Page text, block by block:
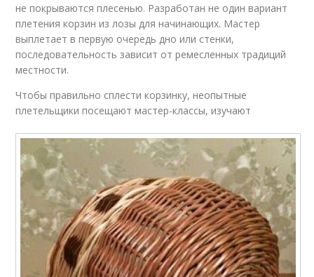
не покрываются плесенью. Разработан не один вариант
плетения корзин из лозы для начинающих. Мастер
выплетает в первую очередь дно или стенки,
последовательность зависит от ремесленных традиций
местности.
Чтобы правильно сплести корзинку, неопытные
плетельщики посещают мастер-классы, изучают